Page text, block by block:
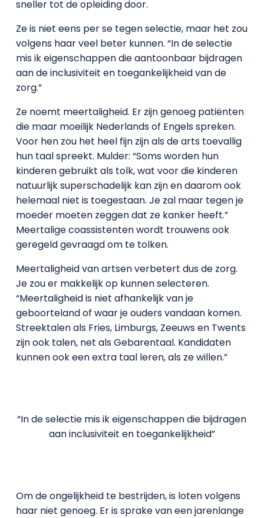
sneller tot de opleiding door.
Ze is niet eens per se tegen selectie, maar het zou
volgens haar veel beter kunnen. “In de selectie
mis ik eigenschappen die aantoonbaar bijdragen
aan de inclusiviteit en toegankelijkheid van de
zorg.”
Ze noemt meertaligheid. Er zijn genoeg patiënten
die maar moeilijk Nederlands of Engels spreken.
Voor hen zou het heel fijn zijn als de arts toevallig
hun taal spreekt. Mulder: “Soms worden hun
kinderen gebruikt als tolk, wat voor die kinderen
natuurlijk superschadelijk kan zijn en daarom ook
helemaal niet is toegestaan. Je zal maar tegen je
moeder moeten zeggen dat ze kanker heeft.”
Meertalige coassistenten wordt trouwens ook
geregeld gevraagd om te tolken.
Meertaligheid van artsen verbetert dus de zorg.
Je zou er makkelijk op kunnen selecteren.
“Meertaligheid is niet afhankelijk van je
geboorteland of waar je ouders vandaan komen.
Streektalen als Fries, Limburgs, Zeeuws en Twents
zijn ook talen, net als Gebarentaal. Kandidaten
kunnen ook een extra taal leren, als ze willen.”
“In de selectie mis ik eigenschappen die bijdragen
aan inclusiviteit en toegankelijkheid”
Om de ongelijkheid te bestrijden, is loten volgens
haar niet genoeg. Er is sprake van een jarenlange